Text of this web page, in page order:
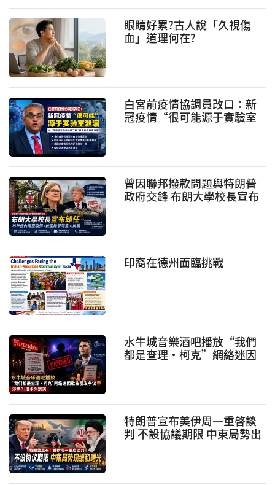
眼睛好累?古人說「久視傷
血」道理何在?
白宮前疫情協調員改口：新
冠疫情“很可能源于實驗室
曾因聯邦撥款問題與特朗普
政府交鋒 布朗大學校長宣布
印裔在德州面臨挑戰
水牛城音樂酒吧播放“我們
都是查理·柯克”網絡迷因
特朗普宣布美伊周一重啓談
判 不設協議期限 中東局勢出